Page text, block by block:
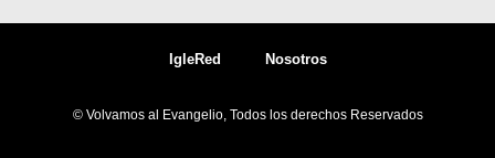
© Volvamos al Evangelio, Todos los derechos Reservados
IgleRed Nosotros